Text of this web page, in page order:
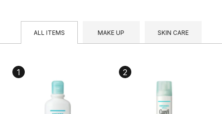
ALL ITEMS MAKE UP SKIN CARE
1 2